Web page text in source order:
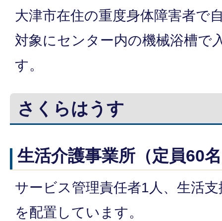
大津市在住の重度身体障害者で
対象にセンター内の機械浴槽で
す。
さくらはうす
生活介護事業所（定員60
サービス管理責任者1人、生活
を配置しています。